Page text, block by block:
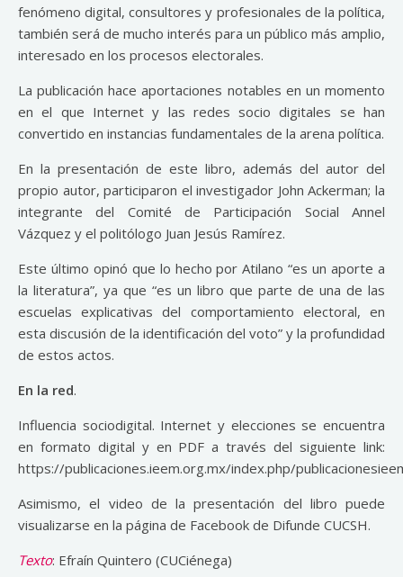
fenómeno digital, consultores y profesionales de la política,
también será de mucho interés para un público más amplio,
interesado en los procesos electorales.
La publicación hace aportaciones notables en un momento
en el que Internet y las redes socio digitales se han
convertido en instancias fundamentales de la arena política.
En la presentación de este libro, además del autor del
propio autor, participaron el investigador John Ackerman; la
integrante del Comité de Participación Social Annel
Vázquez y el politólogo Juan Jesús Ramírez.
Este último opinó que lo hecho por Atilano “es un aporte a
la literatura”, ya que “es un libro que parte de una de las
escuelas explicativas del comportamiento electoral, en
esta discusión de la identificación del voto” y la profundidad
de estos actos.
En la red.
Influencia sociodigital. Internet y elecciones se encuentra
en formato digital y en PDF a través del siguiente link:
https://publicaciones.ieem.org.mx/index.php/
Asimismo, el video de la presentación del libro puede
visualizarse en la página de Facebook de Difunde CUCSH.
Texto: Efraín Quintero (CUCiénega)